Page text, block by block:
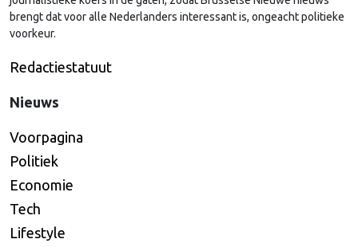
brengt dat voor alle Nederlanders interessant is, ongeacht politieke
voorkeur.
Redactiestatuut
Nieuws
Voorpagina
Politiek
Economie
Tech
Lifestyle